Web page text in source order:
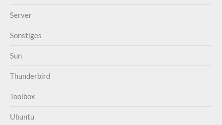
Server
Sonstiges
Sun
Thunderbird
Toolbox
Ubuntu